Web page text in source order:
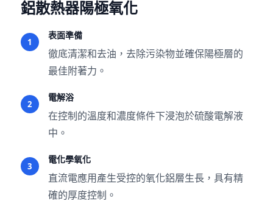
鋁散熱器陽極氧化
1
表面準備
徹底清潔和去油，去除污染物並確保陽極層的
最佳附著力。
2
電解浴
在控制的溫度和濃度條件下浸泡於硫酸電解液
中。
3
電化學氧化
直流電應用產生受控的氧化鋁層生長，具有精
確的厚度控制。